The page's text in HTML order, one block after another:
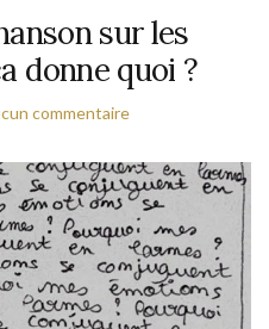
sur les
donne quoi ?
commentaire